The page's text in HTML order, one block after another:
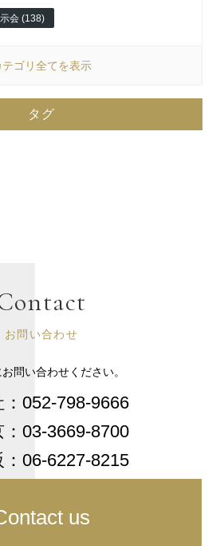
会 (138)
テゴリ全てを表示
タグ
お問い合わせ
問い合わせください。
052-798-9666
03-3669-8700
06-6227-8215
us